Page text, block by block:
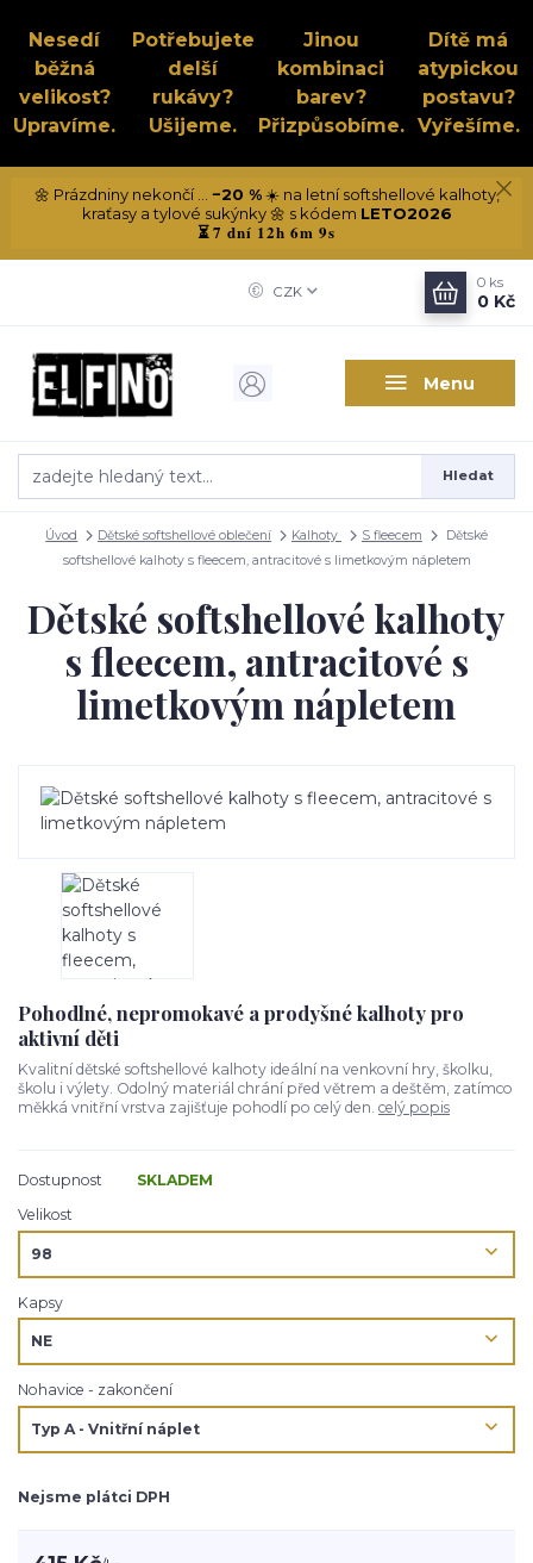
Nesedí
běžná
velikost?
Upravíme.
Potřebujete
delší
rukávy?
Ušijeme.
Jinou
kombinaci
barev?
Přizpůsobíme.
Dítě má
atypickou
postavu?
Vyřešíme.
🌼 Prázdniny nekončí ... −20 %☀️ na letní softshellové kalhoty,
kraťasy a tylové sukýnky 🌼 s kódem LETO2026
⏳7 dní 12h 6m 8s
Menu
CZK
Hledat
0 ks
0 Kč
Úvod Dětské softshellové oblečení Kalhoty S fleecem
Dětské
softshellové kalhoty s fleecem, antracitové s limetkovým nápletem
Dětské softshellové kalhoty
s fleecem, antracitové s
limetkovým nápletem
Pohodlné, nepromokavé a prodyšné kalhoty pro
aktivní děti
Kvalitní dětské softshellové kalhoty ideální na venkovní hry, školku,
školu i výlety. Odolný materiál chrání před větrem a deštěm, zatímco
měkká vnitřní vrstva zajišťuje pohodlí po celý den. celý popis
Dostupnost
SKLADEM
Velikost
Kapsy
Nohavice - zakončení
Nejsme plátci DPH